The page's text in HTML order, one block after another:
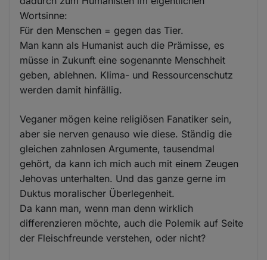
Wortsinne:
Für den Menschen = gegen das Tier.
Man kann als Humanist auch die Prämisse, es
müsse in Zukunft eine sogenannte Menschheit
geben, ablehnen. Klima- und Ressourcenschutz
werden damit hinfällig.
Veganer mögen keine religiösen Fanatiker sein,
aber sie nerven genauso wie diese. Ständig die
gleichen zahnlosen Argumente, tausendmal
gehört, da kann ich mich auch mit einem Zeugen
Jehovas unterhalten. Und das ganze gerne im
Duktus moralischer Überlegenheit.
Da kann man, wenn man denn wirklich
differenzieren möchte, auch die Polemik auf Seite
der Fleischfreunde verstehen, oder nicht?